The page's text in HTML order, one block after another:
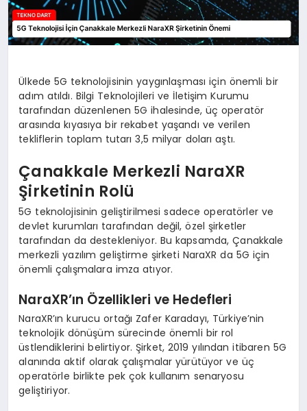
Ülkede 5G teknolojisinin yaygınlaşması için önemli bir
adım atıldı. Bilgi Teknolojileri ve İletişim Kurumu
tarafından düzenlenen 5G ihalesinde, üç operatör
arasında kıyasıya bir rekabet yaşandı ve verilen
tekliflerin toplam tutarı 3,5 milyar doları aştı.
Çanakkale Merkezli NaraXR
Şirketinin Rolü
5G teknolojisinin geliştirilmesi sadece operatörler ve
devlet kurumları tarafından değil, özel şirketler
tarafından da destekleniyor. Bu kapsamda, Çanakkale
merkezli yazılım geliştirme şirketi NaraXR da 5G için
önemli çalışmalara imza atıyor.
NaraXR’ın Özellikleri ve Hedefleri
NaraXR’ın kurucu ortağı Zafer Karadayı, Türkiye’nin
teknolojik dönüşüm sürecinde önemli bir rol
üstlendiklerini belirtiyor. Şirket, 2019 yılından itibaren 5G
alanında aktif olarak çalışmalar yürütüyor ve üç
operatörle birlikte pek çok kullanım senaryosu
geliştiriyor.